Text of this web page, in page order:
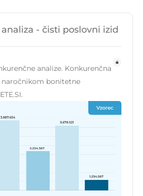
- čisti poslovni izid
analize. Konkurenčna
naročnikom bonitetne